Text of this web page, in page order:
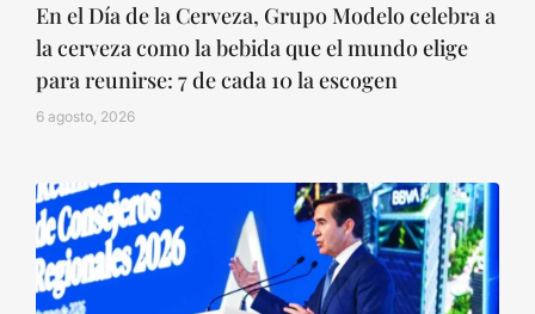
En el Día de la Cerveza, Grupo Modelo celebra a
la cerveza como la bebida que el mundo elige
para reunirse: 7 de cada 10 la escogen
6 agosto, 2026